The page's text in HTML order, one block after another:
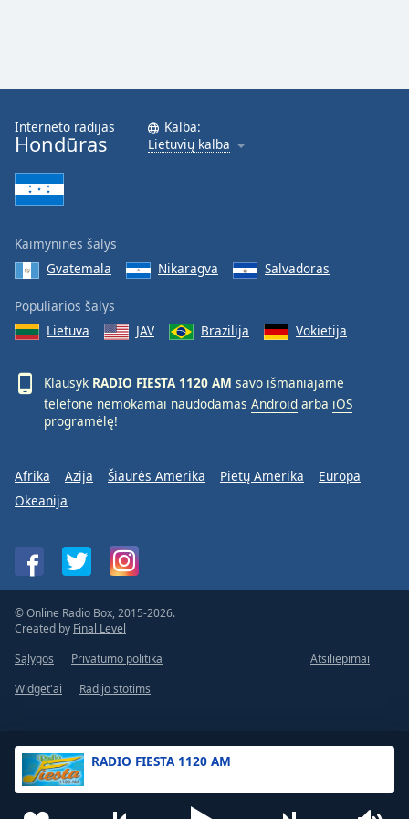
RADIO FIESTA 1120 AM
Interneto radijas
Hondūras
Kalba:
Lietuvių kalba
Kaimyninės šalys
Gvatemala
Nikaragva Salvadoras
Populiarios šalys
Lietuva
JAV Brazilija Vokietija
Klausyk RADIO FIESTA 1120 AM savo išmaniajame
telefone nemokamai naudodamas Android arba iOS
programėlę!
Afrika Azija Šiaurės Amerika Pietų Amerika
Europa
Okeanija
© Online Radio Box, 2015-2026.
Created by Final Level
Sąlygos
Privatumo politika
Atsiliepimai
Widget'ai
Radijo stotims